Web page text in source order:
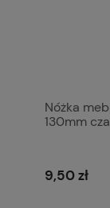
Nóżka
130mm
9,50 zł